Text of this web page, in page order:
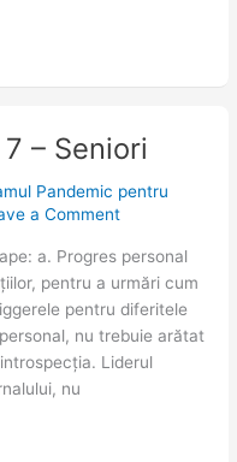
– Seniori
Pandemic pentru
a Comment
a. Progres personal
pentru a urmări cum
pentru diferitele
nu trebuie arătat
Liderul
nu